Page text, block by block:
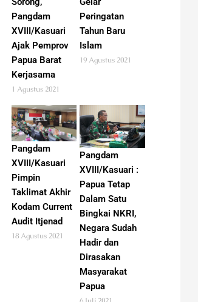
Pangdam
XVIII/Kasuari
Ajak Pemprov
Papua Barat
Kerjasama
1 Agustus 2021
Peringatan
Tahun Baru
Islam
19 Agustus 2021
Pangdam
XVIII/Kasuari
Pimpin
Taklimat Akhir
Kodam Current
Audit Itjenad
18 Agustus 2021
Pangdam
XVIII/Kasuari :
Papua Tetap
Dalam Satu
Bingkai NKRI,
Negara Sudah
Hadir dan
Dirasakan
Masyarakat
Papua